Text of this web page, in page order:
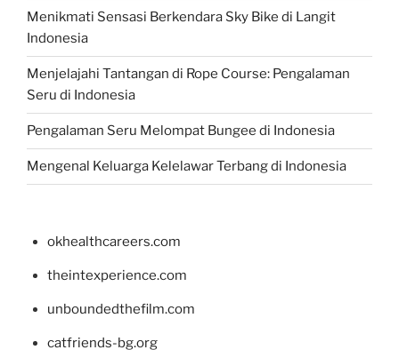
Menikmati Sensasi Berkendara Sky Bike di Langit
Indonesia
Menjelajahi Tantangan di Rope Course: Pengalaman
Seru di Indonesia
Pengalaman Seru Melompat Bungee di Indonesia
Mengenal Keluarga Kelelawar Terbang di Indonesia
okhealthcareers.com
theintexperience.com
unboundedthefilm.com
catfriends-bg.org